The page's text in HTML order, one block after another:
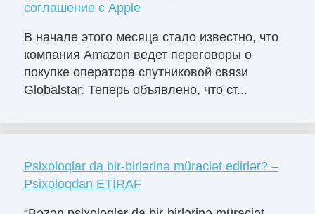
соглашение с Apple
В начале этого месяца стало известно, что
компания Amazon ведет переговоры о
покупке оператора спутниковой связи
Globalstar. Теперь объявлено, что ст...
Psixoloqlar da bir-birlərinə müraciət edirlər? –
Psixoloqdan ETİRAF